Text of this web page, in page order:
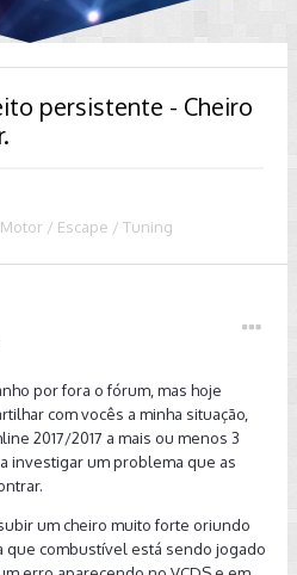
persistente - Cheiro
Motor / Escape / Tuning
por fora o fórum, mas hoje
com vocês a minha situação,
2017/2017 a mais ou menos 3
investigar um problema que as
um cheiro muito forte oriundo
que combustível está sendo jogado